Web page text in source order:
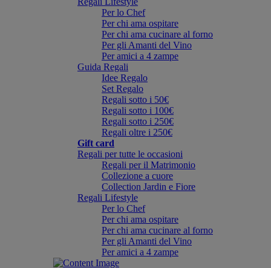
Per lo Chef
Per chi ama ospitare
Per chi ama cucinare al forno
Per gli Amanti del Vino
Per amici a 4 zampe
Guida Regali
Idee Regalo
Set Regalo
Regali sotto i 50€
Regali sotto i 100€
Regali sotto i 250€
Regali oltre i 250€
Gift card
Regali per tutte le occasioni
Regali per il Matrimonio
Collezione a cuore
Collection Jardin e Fiore
Regali Lifestyle
Per lo Chef
Per chi ama ospitare
Per chi ama cucinare al forno
Per gli Amanti del Vino
Per amici a 4 zampe